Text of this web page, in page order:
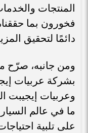
المنتجات
فخورون بما
دائمًا لتحقيق
وعربيات إيجيبت
ما في عالم
على تلبية